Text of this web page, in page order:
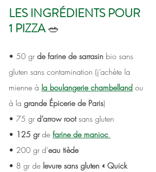
LES INGRÉDIENTS POUR
1 PIZZA 🥗
• 50 gr de farine de sarrasin bio sans
gluten sans contamination (j’achète la
mienne à la boulangerie chambelland ou
à la grande Épicerie de Paris)
• 75 gr d’arrow root sans gluten
• 125 gr de farine de manioc
• 200 gr d’eau tiède
• 8 gr de levure sans gluten « Quick